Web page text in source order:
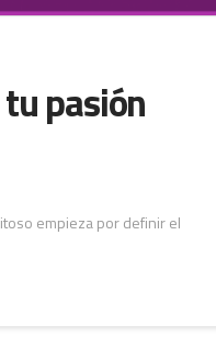
pasión
empieza por definir el